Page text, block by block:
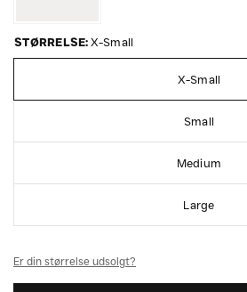
STØRRELSE:X-Small
X-Small
Small
Medium
Large
Er din størrelse udsolgt?